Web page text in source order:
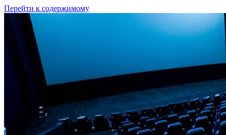
Перейти к содержимому